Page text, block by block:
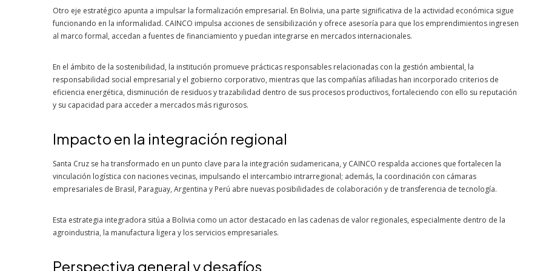
Otro eje estratégico apunta a impulsar la formalización empresarial. En Bolivia, una parte significativa de la actividad económica sigue
funcionando en la informalidad. CAINCO impulsa acciones de sensibilización y ofrece asesoría para que los emprendimientos ingresen
al marco formal, accedan a fuentes de financiamiento y puedan integrarse en mercados internacionales.
En el ámbito de la sostenibilidad, la institución promueve prácticas responsables relacionadas con la gestión ambiental, la
responsabilidad social empresarial y el gobierno corporativo, mientras que las compañías afiliadas han incorporado criterios de
eficiencia energética, disminución de residuos y trazabilidad dentro de sus procesos productivos, fortaleciendo con ello su reputación
y su capacidad para acceder a mercados más rigurosos.
Impacto en la integración regional
Santa Cruz se ha transformado en un punto clave para la integración sudamericana, y CAINCO respalda acciones que fortalecen la
vinculación logística con naciones vecinas, impulsando el intercambio intrarregional; además, la coordinación con cámaras
empresariales de Brasil, Paraguay, Argentina y Perú abre nuevas posibilidades de colaboración y de transferencia de tecnología.
Esta estrategia integradora sitúa a Bolivia como un actor destacado en las cadenas de valor regionales, especialmente dentro de la
agroindustria, la manufactura ligera y los servicios empresariales.
Perspectiva general y desafíos